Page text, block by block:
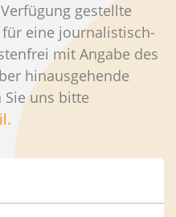
gestellte
eine journalistisch-
mit Angabe des
hinausgehende
uns bitte